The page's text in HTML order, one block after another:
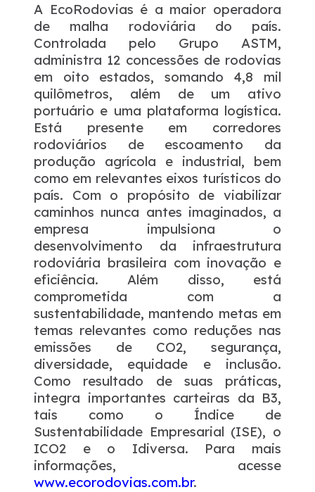
A EcoRodovias é a maior operadora
de malha rodoviária do país.
Controlada pelo Grupo ASTM,
administra 12 concessões de rodovias
em oito estados, somando 4,8 mil
quilômetros, além de um ativo
portuário e uma plataforma logística.
Está presente em corredores
rodoviários de escoamento da
produção agrícola e industrial, bem
como em relevantes eixos turísticos do
país. Com o propósito de viabilizar
caminhos nunca antes imaginados, a
empresa impulsiona o
desenvolvimento da infraestrutura
rodoviária brasileira com inovação e
eficiência. Além disso, está
comprometida com a
sustentabilidade, mantendo metas em
temas relevantes como reduções nas
emissões de CO2, segurança,
diversidade, equidade e inclusão.
Como resultado de suas práticas,
integra importantes carteiras da B3,
tais como o Índice de
Sustentabilidade Empresarial (ISE), o
ICO2 e o Idiversa. Para mais
informações, acesse
www.ecorodovias.com.br.